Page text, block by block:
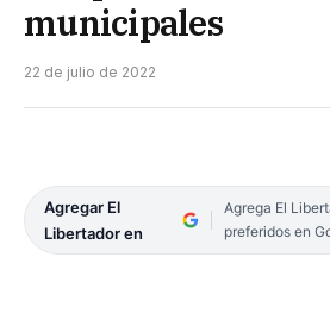
municipales
22 de julio de 2022
Agregar El
Libertador en
Agrega El
preferidos en